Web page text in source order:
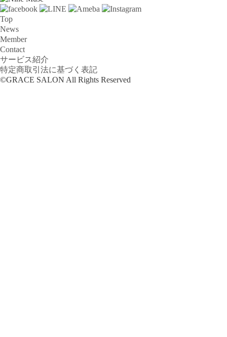
Top
News
Member
Contact
サービス紹介
特定商取引法に基づく表記
©GRACE SALON All Rights Reserved